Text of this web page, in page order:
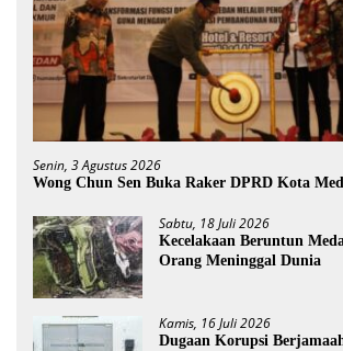
Senin, 3 Agustus 2026
Wong Chun Sen Buka Raker DPRD Kota
Sabtu, 18 Juli 2026
Kecelakaan Beruntun
Orang Meninggal Dunia
Kamis, 16 Juli 2026
Dugaan Korupsi